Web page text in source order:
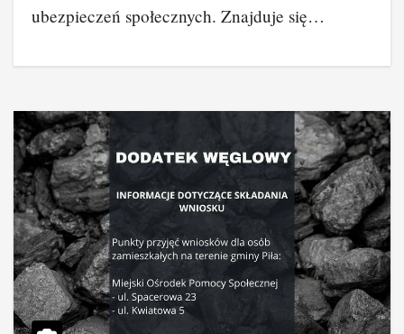
ubezpieczeń społecznych. Znajduje się…